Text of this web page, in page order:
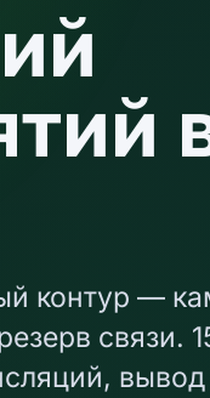
контур —
связи.